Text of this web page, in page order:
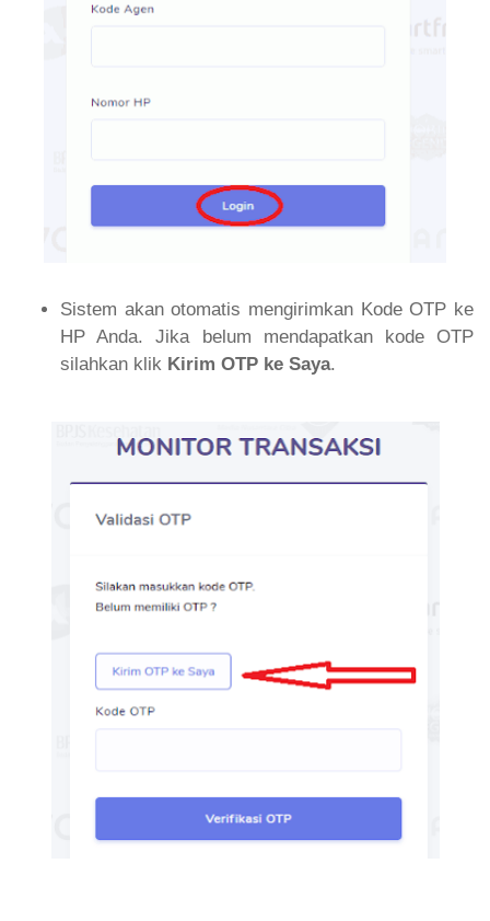
Sistem akan otomatis mengirimkan Kode OTP ke
HP Anda. Jika belum mendapatkan kode OTP
silahkan klik Kirim OTP ke Saya.